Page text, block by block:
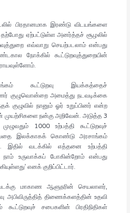
பிரதானமாக இரண்டு விடயங்களை
ஏற்பட்டுள்ள அனர்த்தச் சூழலில்
எவ்வாறு செயற்படலாம் என்பது
நோக்கில் கூட்டுறவுத்துறையின்
கூட்டுறவு இயக்கத்தைச்
குழுவொன்றை அமைத்து நடவடிக்கை
குழுவில் நானும் ஓர் உறுப்பினர் என்ற
நன்கு அறிவேன். அடுத்த 3
1000 உற்பத்தி கூட்டுறவுச்
இலக்காகக் கொண்டு அரசாங்கம்
இதில் வடக்கில் எத்தனை உற்பத்தி
நாம் உருவாக்கப் போகின்றோம் என்பது
எனக் குறிப்பிட்டார்.
மாகாண ஆளுநரின் செயலாளர்,
அபிவிருத்தித் திணைக்களத்தின் உதவி
சபைகளின் பிரதிநிதிகள்